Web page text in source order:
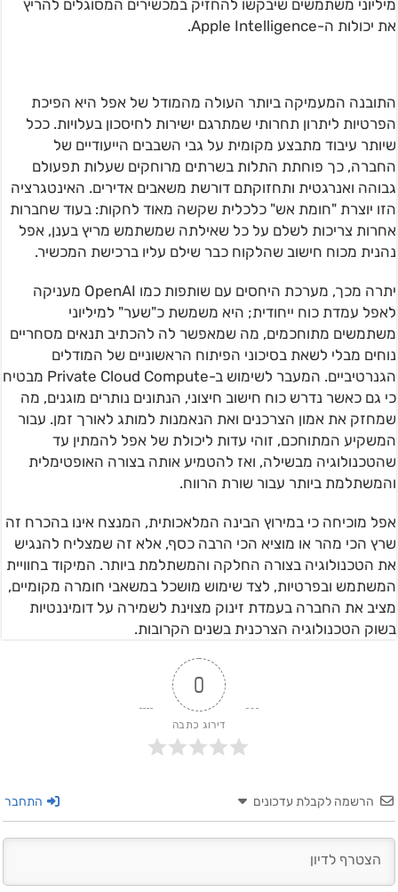
מיליוני משתמשים שיבקשו להחזיק במכשירים המסוגלים להריץ
את יכולות ה-Apple Intelligence.
התובנה המעמיקה ביותר העולה מהמודל של אפל היא הפיכת
הפרטיות ליתרון תחרותי שמתרגם ישירות לחיסכון בעלויות. ככל
שיותר עיבוד מתבצע מקומית על גבי השבבים הייעודיים של
החברה, כך פוחתת התלות בשרתים מרוחקים שעלות תפעולם
גבוהה ואנרגטית ותחזוקתם דורשת משאבים אדירים. האינטגרציה
הזו יוצרת "חומת אש" כלכלית שקשה מאוד לחקות: בעוד שחברות
אחרות צריכות לשלם על כל שאילתה שמשתמש מריץ בענן, אפל
נהנית מכוח חישוב שהלקוח כבר שילם עליו ברכישת המכשיר.
יתרה מכך, מערכת היחסים עם שותפות כמו OpenAI מעניקה
לאפל עמדת כוח ייחודית; היא משמשת כ"שער" למיליוני
משתמשים מתוחכמים, מה שמאפשר לה להכתיב תנאים מסחריים
נוחים מבלי לשאת בסיכוני הפיתוח הראשוניים של המודלים
הגנרטיביים. המעבר לשימוש ב-Private Cloud Compute מבטיח
כי גם כאשר נדרש כוח חישוב חיצוני, הנתונים נותרים מוגנים, מה
שמחזק את אמון הצרכנים ואת הנאמנות למותג לאורך זמן. עבור
המשקיע המתוחכם, זוהי עדות ליכולת של אפל להמתין עד
שהטכנולוגיה מבשילה, ואז להטמיע אותה בצורה האופטימלית
והמשתלמת ביותר עבור שורת הרווח.
אפל מוכיחה כי במירוץ הבינה המלאכותית, המנצח אינו בהכרח זה
שרץ הכי מהר או מוציא הכי הרבה כסף, אלא זה שמצליח להנגיש
את הטכנולוגיה בצורה החלקה והמשתלמת ביותר. המיקוד בחוויית
המשתמש ובפרטיות, לצד שימוש מושכל במשאבי חומרה מקומיים,
מציב את החברה בעמדת זינוק מצוינת לשמירה על דומיננטיות
בשוק הטכנולוגיה הצרכנית בשנים הקרובות.
0
דירוג כתבה
הרשמה לקבלת עדכונים התחבר